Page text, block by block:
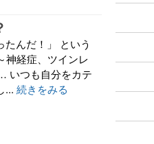
んだ！」 という
神経症、ツインレ
いつも自分をカテ
... 続きをみる